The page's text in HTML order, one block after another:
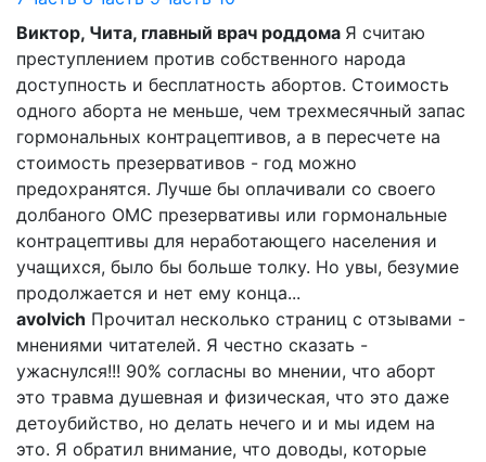
Виктор, Чита, главный врач роддома Я считаю
преступлением против собственного народа
доступность и бесплатность абортов. Стоимость
одного аборта не меньше, чем трехмесячный запас
гормональных контрацептивов, а в пересчете на
стоимость презервативов - год можно
предохранятся. Лучше бы оплачивали со своего
долбаного ОМС презервативы или гормональные
контрацептивы для неработающего населения и
учащихся, было бы больше толку. Но увы, безумие
продолжается и нет ему конца...
avolvich Прочитал несколько страниц с отзывами -
мнениями читателей. Я честно сказать -
ужаснулся!!! 90% согласны во мнении, что аборт
это травма душевная и физическая, что это даже
детоубийство, но делать нечего и и мы идем на
это. Я обратил внимание, что доводы, которые